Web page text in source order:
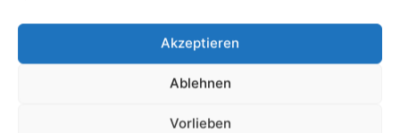
Akzeptieren
Ablehnen
Vorlieben